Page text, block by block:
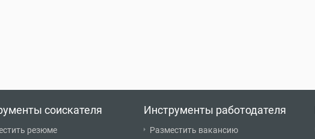
соискателя
резюме
Инструменты работодателя
Разместить вакансию